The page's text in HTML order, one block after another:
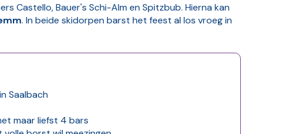
Castello, Bauer's Schi-Alm en Spitzbub. Hierna kan
. In beide skidorpen barst het feest al los vroeg in
Saalbach
maar liefst 4 bars